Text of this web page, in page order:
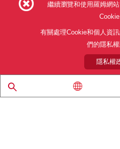
網站使用條款 利用目的
關於本公司產品銷售
© 1997 - 2026 ROHM CO.,
繼續瀏覽和使用羅姆網
Cookie
有關處理Cookie和個人資
們的隱私權
隱私權